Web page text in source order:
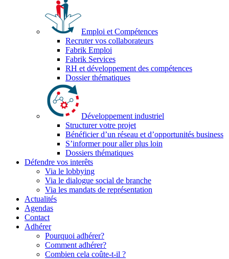
Emploi et Compétences
Recruter vos collaborateurs
Fabrik Emploi
Fabrik Services
RH et développement des compétences
Dossier thématiques
Développement industriel
Structurer votre projet
Bénéficier d’un réseau et d’opportunités business
S’informer pour aller plus loin
Dossiers thématiques
Défendre vos interêts
Via le lobbying
Via le dialogue social de branche
Via les mandats de représentation
Actualités
Agendas
Contact
Adhérer
Pourquoi adhérer?
Comment adhérer?
Combien cela coûte-t-il ?